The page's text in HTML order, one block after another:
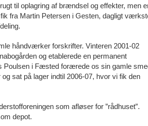
til oplagring af brændsel og effekter, men
fra Martin Petersen i Gesten, dagligt
håndværker forskrifter. Vinteren 2001-02
og etablerede en permanent
Poulsen i Fæsted forærede os sin gamle
sat på lager indtil 2006-07, hvor vi fik den
som afløser for ”rådhuset”.
depot.